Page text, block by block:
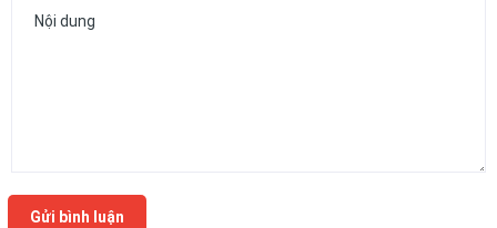
Gửi bình luận